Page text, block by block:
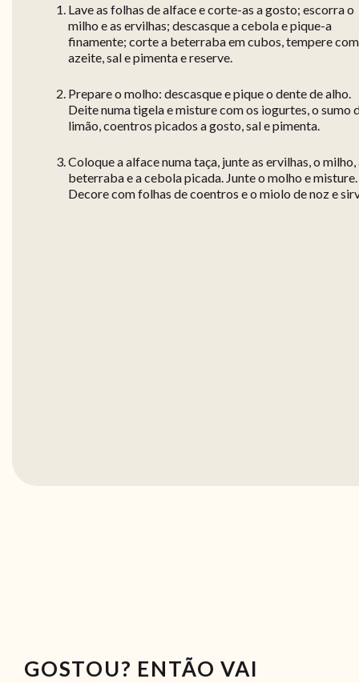
Lave as folhas de alface e corte-as a gosto; escorra o
milho e as ervilhas; descasque a cebola e pique-a
finamente; corte a beterraba em cubos, tempere com
azeite, sal e pimenta e reserve.
Prepare o molho: descasque e pique o dente de alho.
Deite numa tigela e misture com os iogurtes, o sumo
limão, coentros picados a gosto, sal e pimenta.
Coloque a alface numa taça, junte as ervilhas, o milho,
beterraba e a cebola picada. Junte o molho e misture.
Decore com folhas de coentros e o miolo de noz e
GOSTOU? ENTÃO VAI